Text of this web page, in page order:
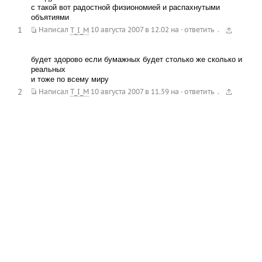
с такой вот радостной физиономией и распахнутыми
объятиями
Написал T_I_M 10 августа 2007 в 12.02 на · ответить .
1
будет здорово если бумажных будет столько же сколько и
реальных
и тоже по всему миру
Написал T_I_M 10 августа 2007 в 11.59на · ответить .
2